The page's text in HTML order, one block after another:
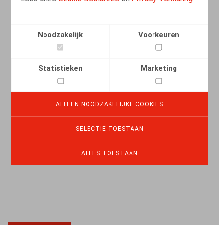
Noodzakelijk Voorkeuren
Statistieken Marketing
ALLEEN NOODZAKELIJKE COOKIES
SELECTIE TOESTAAN
ALLES TOESTAAN
Motif grave et infraction pénale :
l’(in)opportunité d’une plainte pénale